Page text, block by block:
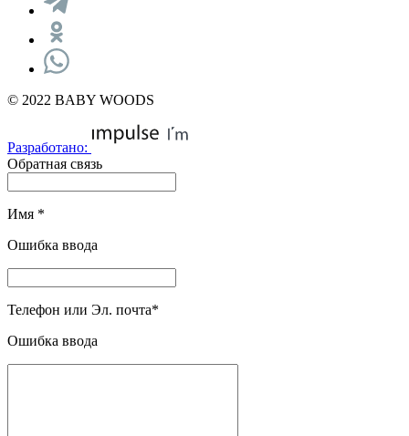
© 2022 BABY WOODS
Разработано:
Обратная связь
Имя *
Ошибка ввода
Телефон или Эл. почта*
Ошибка ввода